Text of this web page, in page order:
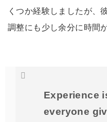
くつか経験しましたが、
調整にも少し余分に時間
Experience
everyone